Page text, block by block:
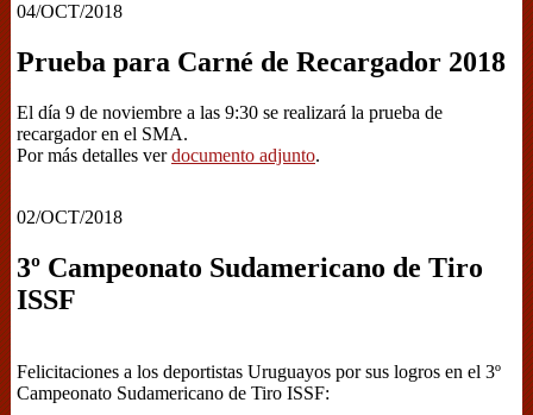
04/OCT/2018
Prueba para Carné de Recargador 2018
El día 9 de noviembre a las 9:30 se realizará la prueba de
recargador en el SMA.
Por más detalles verdocumento adjunto.
02/OCT/2018
3º Campeonato Sudamericano de Tiro
ISSF
Felicitaciones a los deportistas Uruguayos por sus logros en el 3º
Campeonato Sudamericano de Tiro ISSF: